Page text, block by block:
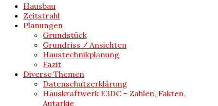
Hausbau
Zeitstrahl
Planungen
Grundstück
Grundriss / Ansichten
Haustechnikplanung
Fazit
Diverse Themen
Datenschutzerklärung
Hauskraftwerk E3DC – Zahlen, Fakten,
Autarkie